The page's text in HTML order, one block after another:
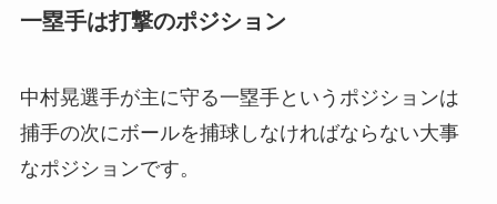
一塁手は打撃のポジション
中村晃選手が主に守る一塁手というポジションは
捕手の次にボールを捕球しなければならない大事
なポジションです。